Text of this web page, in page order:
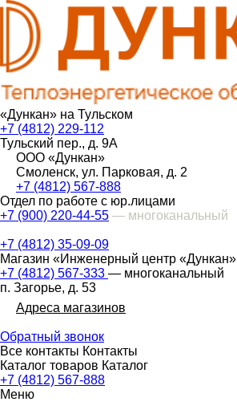
«Дункан» на Тульском
+7 (4812) 229-112
Тульский пер., д. 9А
ООО «Дункан»
Смоленск, ул. Парковая, д. 2
+7 (4812) 567-888
Отдел по работе с юр.лицами
+7 (900) 220-44-55 — многоканальный
+7 (4812) 35-09-09
Магазин «Инженерный центр «Дункан»
+7 (4812) 567-333 — многоканальный
п. Загорье, д. 53
Адреса магазинов
Обратный звонок
Все контакты Контакты
Каталог товаров Каталог
+7 (4812) 567-888
Меню